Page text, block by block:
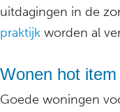
uitdagingen in de
praktijk worden al
Wonen hot
Goede woningen